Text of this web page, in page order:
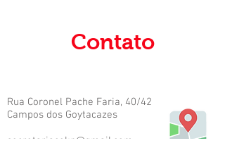
Contato
Rua Coronel Pache Faria, 40/42
Campos dos Goytacazes
secretariacekn@gmail.com